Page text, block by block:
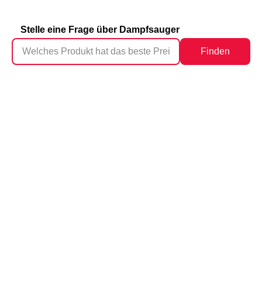
Stelle eine Frage über Dampfsauger
Finden